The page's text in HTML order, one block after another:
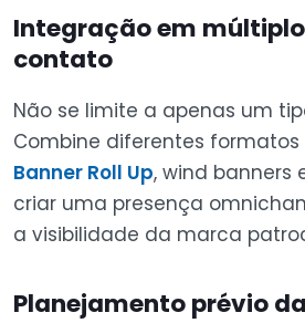
Integração em
contato
Não se limite a apenas um
Combine diferentes
Banner Roll Up, wind banners
criar uma presença
a visibilidade da marca
Planejamento prévio